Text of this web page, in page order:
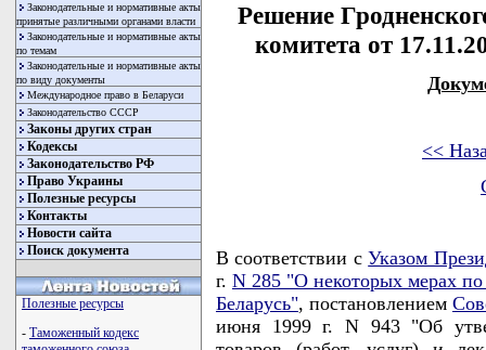
Законодательные и нормативные акты
принятые различными органами власти
Законодательные и нормативные акты
по темам
Законодательные и нормативные акты
по виду документы
Международное право в Беларуси
Законодательство СССР
Законы других стран
Кодексы
Законодательство РФ
Право Украины
Полезные ресурсы
Контакты
Новости сайта
Поиск документа
Полезные ресурсы
- Таможенный кодекс
Решение
комитета от
<<
В соответствии сУказом
г. N 285 "О некоторых мерах
Беларусь", постановлением
июня 1999 г. N 943 "Об